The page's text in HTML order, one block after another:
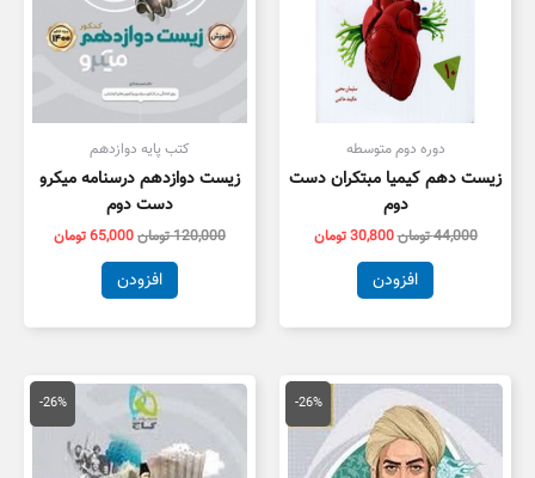
دوره دوم متوسطه
زیست دهم کیمیا مبتکران دست
دوم
44,000تومان30,800تومان
افزودن
کتب پایه دوازدهم
زیست دوازدهم درسنامه میکرو
دست دوم
120,000تومان65,000تومان
افزودن
-26%
قیمت
اصلی
99,000 تومان
بود.
قیمت
فعلی
-26%
قیمت
اصلی
95,000 تومان
بود.
قیمت
فعلی